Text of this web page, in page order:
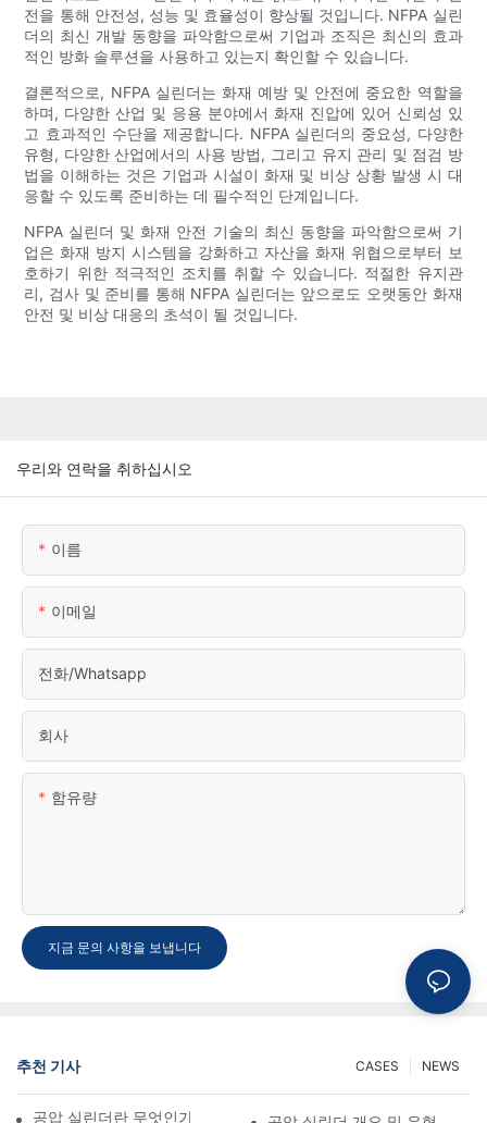
전을 통해 안전성, 성능 및 효율성이 향상될 것입니다. NFPA 실린
더의 최신 개발 동향을 파악함으로써 기업과 조직은 최신의 효과
적인 방화 솔루션을 사용하고 있는지 확인할 수 있습니다.
결론적으로, NFPA 실린더는 화재 예방 및 안전에 중요한 역할을
하며, 다양한 산업 및 응용 분야에서 화재 진압에 있어 신뢰성 있
고 효과적인 수단을 제공합니다. NFPA 실린더의 중요성, 다양한
유형, 다양한 산업에서의 사용 방법, 그리고 유지 관리 및 점검 방
법을 이해하는 것은 기업과 시설이 화재 및 비상 상황 발생 시 대
응할 수 있도록 준비하는 데 필수적인 단계입니다.
NFPA 실린더 및 화재 안전 기술의 최신 동향을 파악함으로써 기
업은 화재 방지 시스템을 강화하고 자산을 화재 위협으로부터 보
호하기 위한 적극적인 조치를 취할 수 있습니다. 적절한 유지관
리, 검사 및 준비를 통해 NFPA 실린더는 앞으로도 오랫동안 화재
안전 및 비상 대응의 초석이 될 것입니다.
우리와 연락을 취하십시오
이름
이메일
전화/whatsapp
회사
함유량
지금 문의 사항을 보냅니다
추천 기사 NEWS
CASES
공압 실린더란 무엇인가? 종류, 구성 요소 및 공정